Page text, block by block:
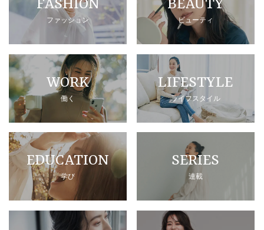
FASHION
ファッション
BEAUTY
ビューティ
WORK
働く
LIFESTYLE
ライフスタイル
EDUCATION
学び
SERIES
連載